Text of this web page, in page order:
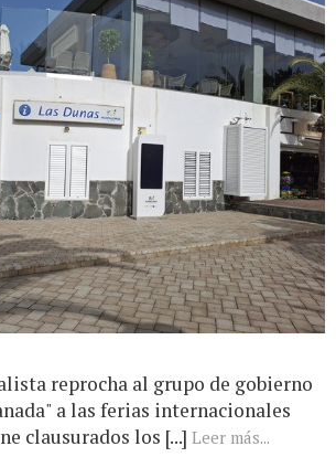
reprocha al grupo de gobierno
a las ferias internacionales
clausurados los [...] Leer más...